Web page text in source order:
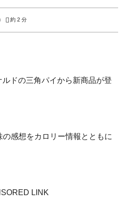
約 2 分
ドの三角パイから新商品が登
感想をカロリー情報とともに
LINK